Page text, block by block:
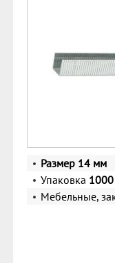
Размер 14 мм
Упаковка
Мебельные,